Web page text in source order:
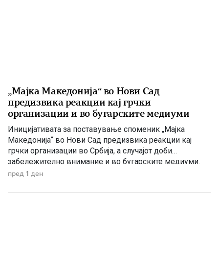
„Мајка Македонија“ во Нови Сад
предизвика реакции кај грчки
организации и во бугарските медиуми
Иницијативата за поставување споменик „Мајка
Македонија“ во Нови Сад предизвика реакции кај
грчки организации во Србија, а случајот доби
забележително внимание и во бугарските медиуми.
Македонскиот национален совет нагласува дека
туку треба да биде траен симбол на македонскиот
пред 1 ден